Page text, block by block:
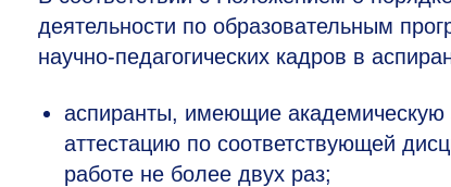
деятельности по образовательным
научно-педагогических кадров в
аспиранты, имеющие академическую
аттестацию по соответствующей
работе не более двух раз;